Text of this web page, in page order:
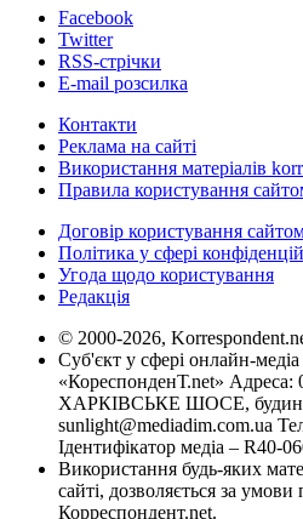
Facebook
Twitter
RSS-стрічки
E-mail розсилка
Контакти
Реклама на сайті
Використання матеріалів
Правила користування
Договір користування
Політика у сфері
Угода щодо користування
Редакція
© 2000-2026,
Суб'єкт у сфері онлайн-
«КореспонденТ.net» Адреса:
ХАРКІВСЬКЕ ШОСЕ,
sunlight@mediadim.com.ua
Ідентифікатор медіа – R40-
Використання будь-яких
сайті, дозволяється за
Корреспондент.net.